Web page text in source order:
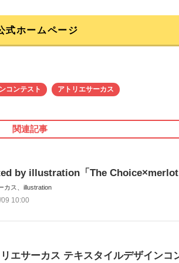
式ホームページ
コンテスト アトリエサーカス
関連記事
by illustration「The
カス、illustration
10:00
エサーカス テキスタイルデザインコ